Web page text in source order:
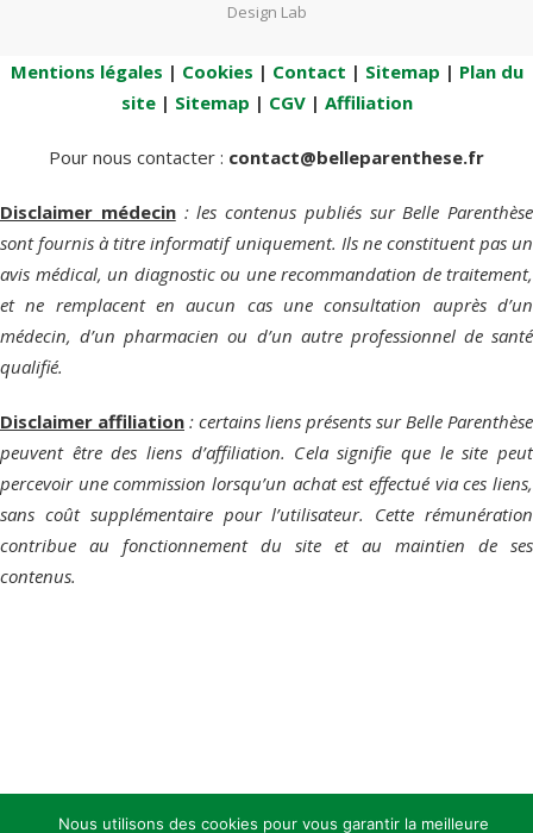
Design Lab
Mentions légales | Cookies | Contact | Sitemap | Plan du
site| Sitemap | CGV| Affiliation
Pour nous contacter : contact@belleparenthese.fr
Disclaimer médecin: les contenus publiés sur Belle Parenthèse
sont fournis à titre informatif uniquement. Ils ne constituent pas un
avis médical, un diagnostic ou une recommandation de traitement,
et ne remplacent en aucun cas une consultation auprès d’un
médecin, d’un pharmacien ou d’un autre professionnel de santé
qualifié.
Disclaimer affiliation : certains liens présents sur Belle Parenthèse
peuvent être des liens d’affiliation. Cela signifie que le site peut
percevoir une commission lorsqu’un achat est effectué via ces liens,
sans coût supplémentaire pour l’utilisateur. Cette rémunération
contribue au fonctionnement du site et au maintien de ses
contenus.
Nous utilisons des cookies pour vous garantir la meilleure